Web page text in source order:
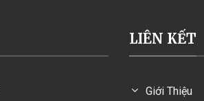
LIÊN KẾT
Giới Thiệu